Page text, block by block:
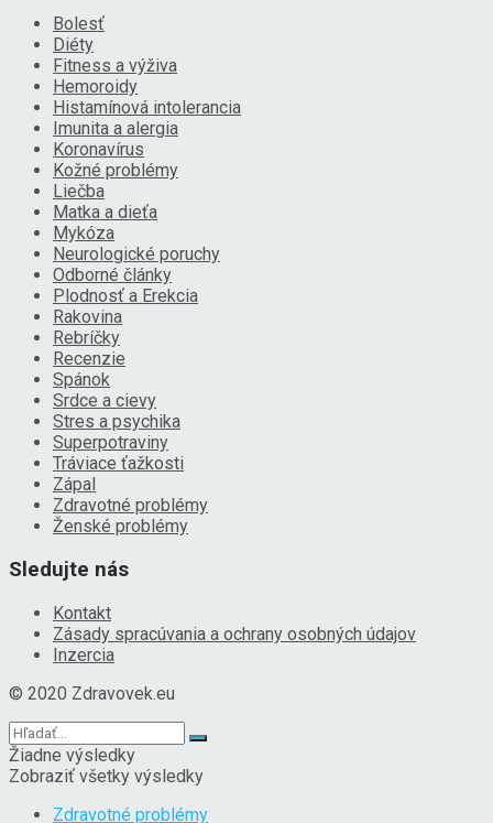
Bolesť
Diéty
Fitness a výživa
Hemoroidy
Histamínová intolerancia
Imunita a alergia
Koronavírus
Kožné problémy
Liečba
Matka a dieťa
Mykóza
Neurologické poruchy
Odborné články
Plodnosť a Erekcia
Rakovina
Rebríčky
Recenzie
Spánok
Srdce a cievy
Stres a psychika
Superpotraviny
Tráviace ťažkosti
Zápal
Zdravotné problémy
Ženské problémy
Sledujte nás
Kontakt
Zásady spracúvania a ochrany osobných údajov
Inzercia
© 2020 Zdravovek.eu
Žiadne výsledky
Zobraziť všetky výsledky
Zdravotné problémy